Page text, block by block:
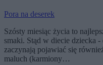
Pora na deserek
Szósty miesiąc życia to
smaki. Stąd w diecie dziecka
zaczynają pojawiać się
maluch (karmiony…